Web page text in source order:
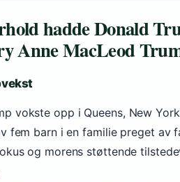
hadde Donald
Anne MacLeod
vokste opp i Queens, New
fem barn i en familie preget av
og morens støttende